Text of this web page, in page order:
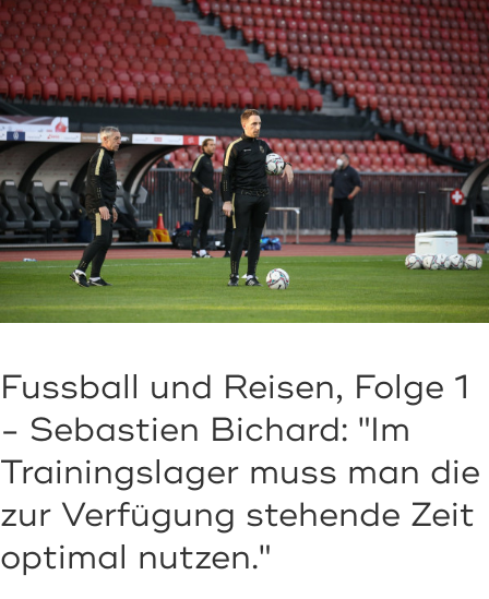
Fussball und Reisen, Folge 1
- Sebastien Bichard: "Im
Trainingslager muss man die
zur Verfügung stehende Zeit
optimal nutzen."